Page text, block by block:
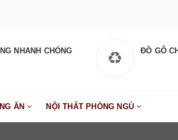
NHANH CHÓNG ĐỒ GỖ
ĂN NỘI THẤT PHÒNG NGỦ